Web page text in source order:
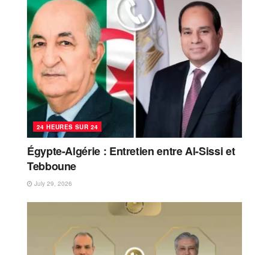
24 HEURES SUR 24
Égypte-Algérie : Entretien entre Al-Sissi et
Tebboune
July 29, 2026